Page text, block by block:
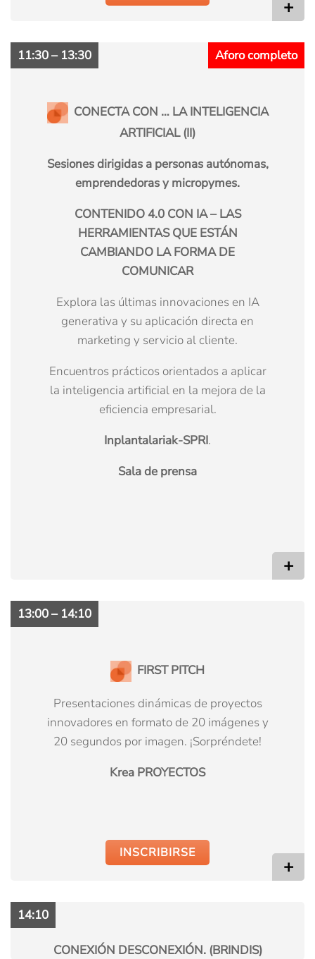
+
11:30 – 13:30 Aforo completo
CONECTA CON … LA INTELIGENCIA
ARTIFICIAL (II)
Sesiones dirigidas a personas autónomas,
emprendedoras y micropymes.
CONTENIDO 4.0 CON IA – LAS
HERRAMIENTAS QUE ESTÁN
CAMBIANDO LA FORMA DE
COMUNICAR
Explora las últimas innovaciones en IA
generativa y su aplicación directa en
marketing y servicio al cliente.
Encuentros prácticos orientados a aplicar
la inteligencia artificial en la mejora de la
eficiencia empresarial.
Inplantalariak-SPRI.
Sala de prensa
+
13:00 – 14:10
FIRST PITCH
Presentaciones dinámicas de proyectos
innovadores en formato de 20 imágenes y
20 segundos por imagen. ¡Sorpréndete!
Krea PROYECTOS
+
INSCRIBIRSE
14:10
CONEXIÓN DESCONEXIÓN. (BRINDIS)